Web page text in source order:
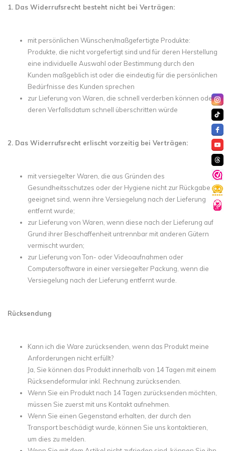
1. Das Widerrufsrecht besteht nicht bei Verträgen:
mit persönlichen Wünschen/maßgefertigte Produkte:
Produkte, die nicht vorgefertigt sind und für deren Herstellung
eine individuelle Auswahl oder Bestimmung durch den
Kunden maßgeblich ist oder die eindeutig für die persönlichen
Bedürfnisse des Kunden sprechen
zur Lieferung von Waren, die schnell verderben können oder
deren Verfallsdatum schnell überschritten würde
2. Das Widerrufsrecht erlischt vorzeitig bei Verträgen:
mit versiegelter Waren, die aus Gründen des
Gesundheitsschutzes oder der Hygiene nicht zur Rückgabe
geeignet sind, wenn ihre Versiegelung nach der Lieferung
entfernt wurde;
zur Lieferung von Waren, wenn diese nach der Lieferung auf
Grund ihrer Beschaffenheit untrennbar mit anderen Gütern
vermischt wurden;
zur Lieferung von Ton- oder Videoaufnahmen oder
Computersoftware in einer versiegelter Packung, wenn die
Versiegelung nach der Lieferung entfernt wurde.
Rücksendung
Kann ich die Ware zurücksenden, wenn das Produkt meine
Anforderungen nicht erfüllt?
Ja, Sie können das Produkt innerhalb von 14 Tagen mit einem
Rücksendeformular inkl. Rechnung zurücksenden.
Wenn Sie ein Produkt nach 14 Tagen zurücksenden möchten,
müssen Sie zuerst mit uns Kontakt aufnehmen.
Wenn Sie einen Gegenstand erhalten, der durch den
Transport beschädigt wurde, können Sie uns kontaktieren,
um dies zu melden.